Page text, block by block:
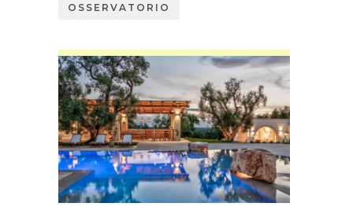
OSSERVATORIO